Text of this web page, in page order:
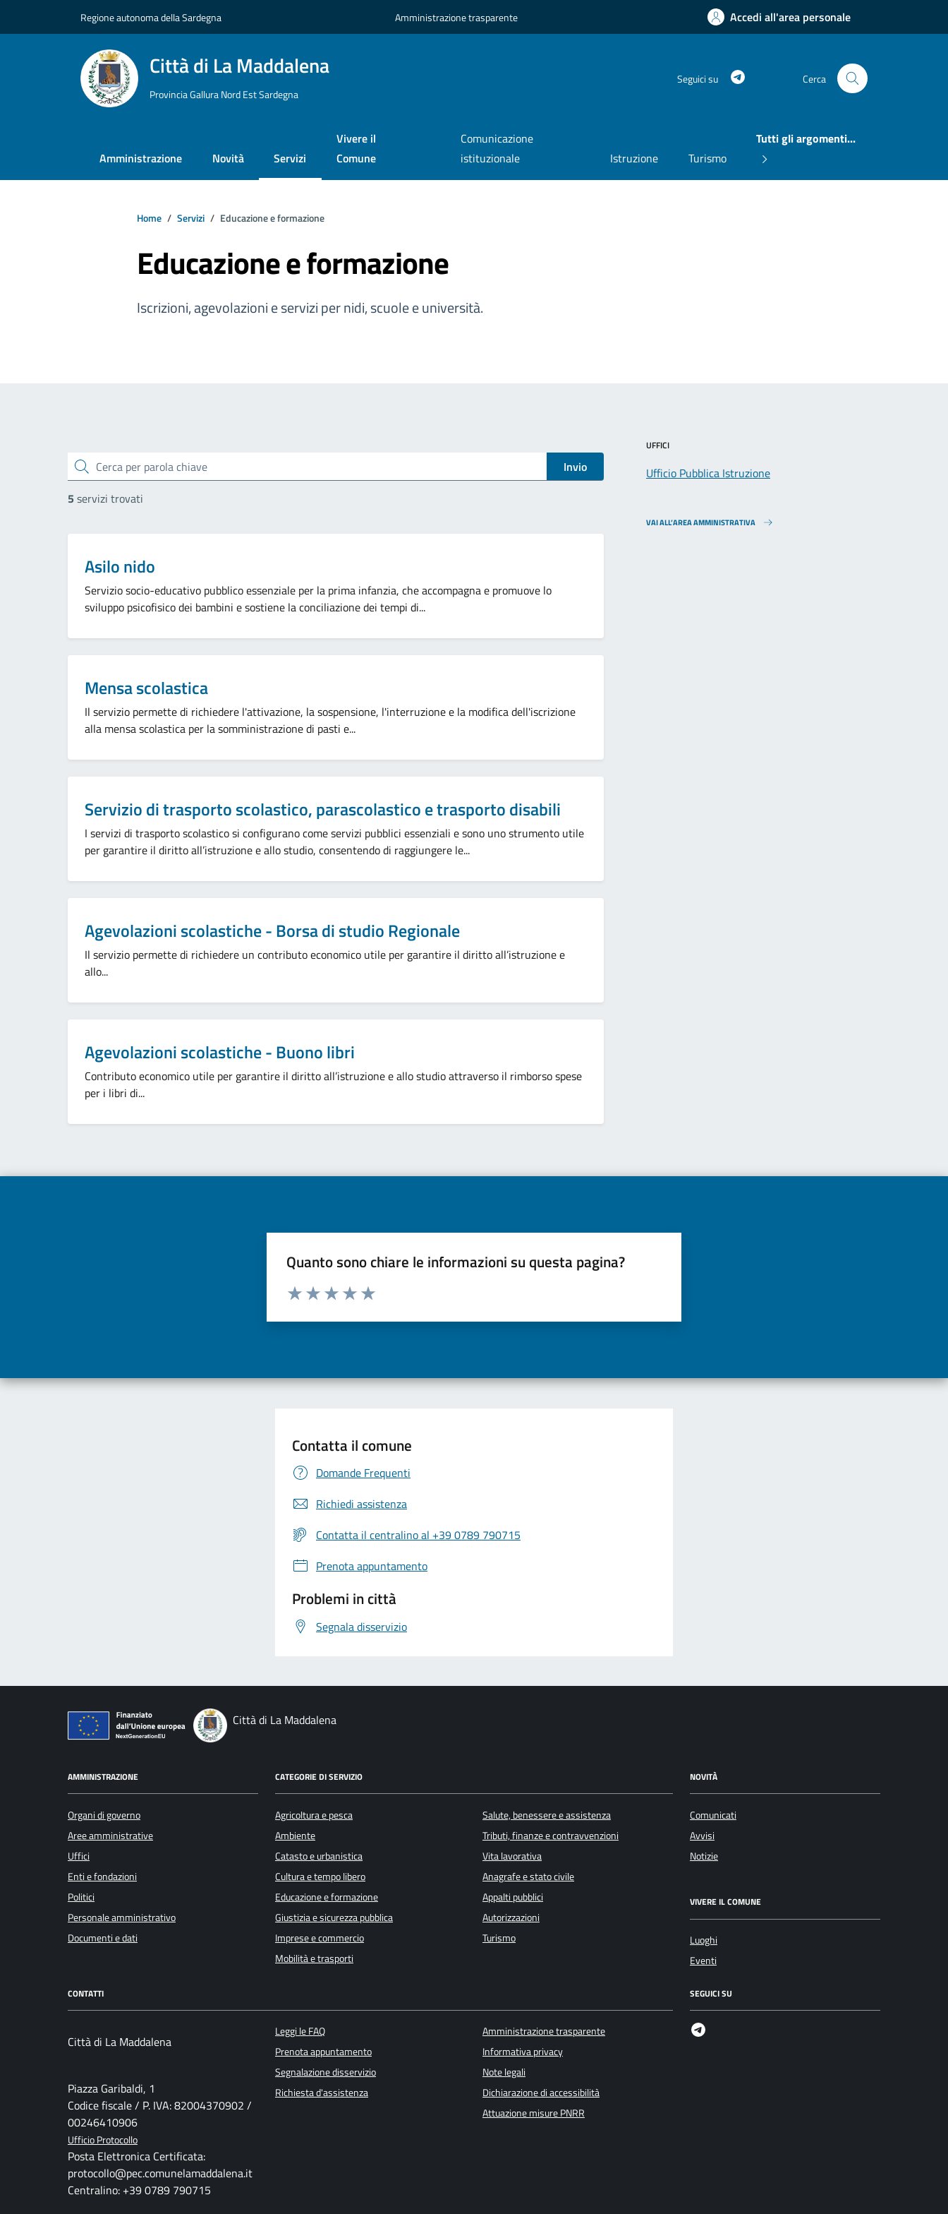
Regione autonoma della Sardegna Amministrazione trasparente Accedi all'area personale
Città di La Maddalena
Provincia Gallura Nord Est Sardegna
Seguici su Cerca
Amministrazione Novità Servizi
Vivere il
Comune
Comunicazione
istituzionale
Istruzione Turismo
Tutti gli argomenti...
Home Servizi Educazione e formazione
Educazione e formazione
Iscrizioni, agevolazioni e servizi per nidi, scuole e università.
cerca
Invio
5 servizi trovati
Categoria:
Asilo nido
Servizio socio-educativo pubblico essenziale per la prima infanzia, che accompagna e promuove lo
sviluppo psicofisico dei bambini e sostiene la conciliazione dei tempi di...
Categoria:
Mensa scolastica
Il servizio permette di richiedere l'attivazione, la sospensione, l'interruzione e la modifica dell'iscrizione
alla mensa scolastica per la somministrazione di pasti e...
Categoria:
Servizio di trasporto scolastico, parascolastico e trasporto disabili
I servizi di trasporto scolastico si configurano come servizi pubblici essenziali e sono uno strumento utile
per garantire il diritto all’istruzione e allo studio, consentendo di raggiungere le...
Categoria:
Agevolazioni scolastiche - Borsa di studio Regionale
Il servizio permette di richiedere un contributo economico utile per garantire il diritto all’istruzione e
allo...
Categoria:
Agevolazioni scolastiche - Buono libri
Contributo economico utile per garantire il diritto all’istruzione e allo studio attraverso il rimborso spese
per i libri di...
UFFICI
Ufficio Pubblica Istruzione
VAI ALL’AREA AMMINISTRATIVA
Quanto sono chiare le informazioni su questa pagina?
Valuta da 1 a 5 stelle la pagina
Contatta il comune
Domande Frequenti
Richiedi assistenza
Contatta il centralino al +39 0789 790715
Prenota appuntamento
Problemi in città
Segnala disservizio
Città di La Maddalena
AMMINISTRAZIONE
Organi di governo
Aree amministrative
Uffici
Enti e fondazioni
Politici
Personale amministrativo
Documenti e dati
CATEGORIE DI SERVIZIO
Agricoltura e pesca
Ambiente
Catasto e urbanistica
Cultura e tempo libero
Educazione e formazione
Giustizia e sicurezza pubblica
Imprese e commercio
Mobilità e trasporti
Salute, benessere e assistenza
Tributi, finanze e contravvenzioni
Vita lavorativa
Anagrafe e stato civile
Appalti pubblici
Autorizzazioni
Turismo
NOVITÀ
Comunicati
Avvisi
Notizie
VIVERE IL COMUNE
Luoghi
Eventi
CONTATTI
Città di La Maddalena
Piazza Garibaldi, 1
Codice fiscale / P. IVA: 82004370902 /
00246410906
Ufficio Protocollo
Posta Elettronica Certificata:
protocollo@pec.comunelamaddalena.it
Centralino: +39 0789 790715
Leggi le FAQ
Prenota appuntamento
Segnalazione disservizio
Richiesta d'assistenza
Amministrazione trasparente
Informativa privacy
Note legali
Dichiarazione di accessibilità
Attuazione misure PNRR
SEGUICI SU